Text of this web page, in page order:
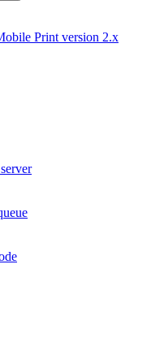
Print version 2.x